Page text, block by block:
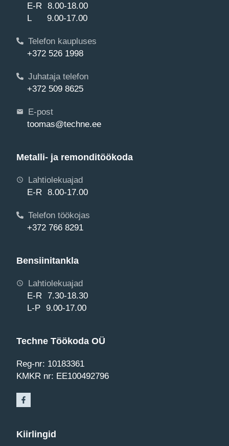
E-R 8.00-18.00
L 9.00-17.00
Telefon kaupluses
+372 526 1998
Juhataja telefon
+372 509 8625
E-post
toomas@techne.ee
Metalli- ja remonditöökoda
Lahtiolekuajad
E-R 8.00-17.00
Telefon töökojas
+372 766 8291
Bensiinitankla
Lahtiolekuajad
E-R 7.30-18.30
L-P 9.00-17.00
Techne Töökoda OÜ
Reg-nr: 10183361
KMKR nr: EE100492796
Kiirlingid